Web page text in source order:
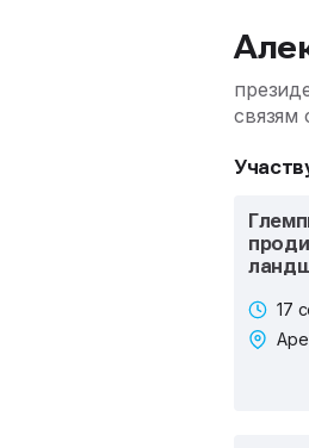
связям
17